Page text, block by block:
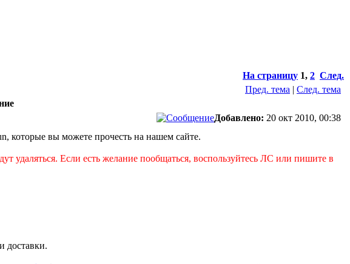
На страницу 1, 2 След.
Пред. тема | След. тема
Добавлено: 20 окт 2010, 00:38
которые вы можете прочесть на нашем сайте.
удаляться. Если есть желание пообщаться, воспользуйтесь ЛС или пишите в
доставки.